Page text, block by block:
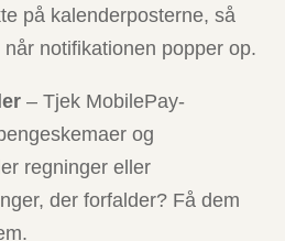
på kalenderposterne, så
notifikationen popper op.
– Tjek MobilePay-
og
regninger eller
der forfalder? Få dem